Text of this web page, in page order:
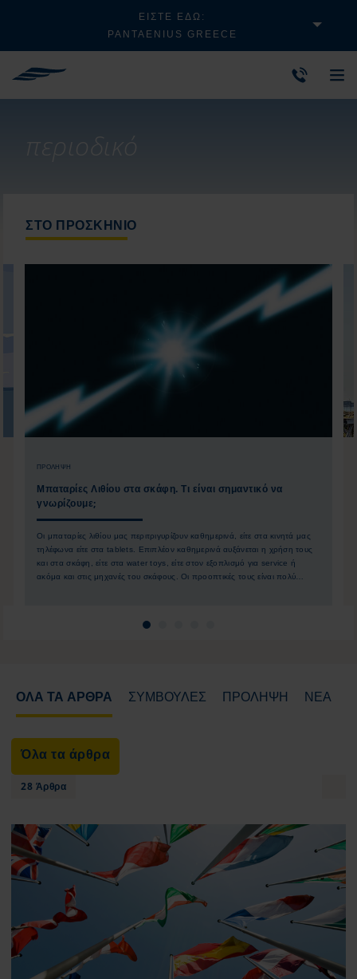
ΕΊΣΤΕ ΕΔΏ:
PANTAENIUS GREECE
περιοδικό
ΣΤΟ ΠΡΟΣΚΉΝΙΟ
ΠΡΌΛΗΨΗ
Μπαταρίες Λιθίου στα σκάφη. Τι είναι σημαντικό να
γνωρίζουμε;
Οι μπαταρίες λιθίου μας περιτριγυρίζουν καθημερινά, είτε στα κινητά μας
τηλέφωνα είτε στα tablets. Επιπλέον καθημερινά αυξάνεται η χρήση τους
και στα σκάφη, είτε στα water toys, είτε στον εξοπλισμό για service ή
ακόμα και στις μηχανές του σκάφους. Οι προοπτικές τους είναι πολύ
ΌΛΑ ΤΑ ΆΡΘΡΑ ΣΥΜΒΟΥΛΕΣ ΠΡΌΛΗΨΗ ΝΈΑ
Όλα τα άρθρα
28 Άρθρα